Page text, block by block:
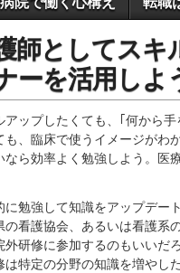
師としてスキ
ーを活用しよ
アップしたくても、｢何から
も、臨床で使うイメージがわ
なら効率よく勉強しよう。医
に勉強して知識をアップデー
の看護協会、あるいは看護系
外研修に参加するのもいいだ
は特定の分野の知識を増やし